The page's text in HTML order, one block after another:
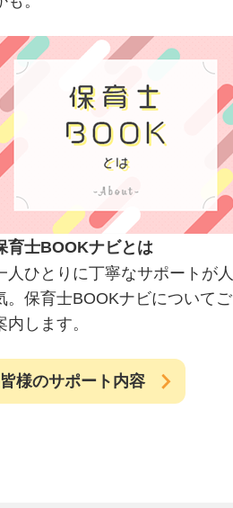
育士BOOKナビとは
人ひとりに丁寧なサポートが人
。保育士BOOKナビについてご
内します。
様のサポート内容